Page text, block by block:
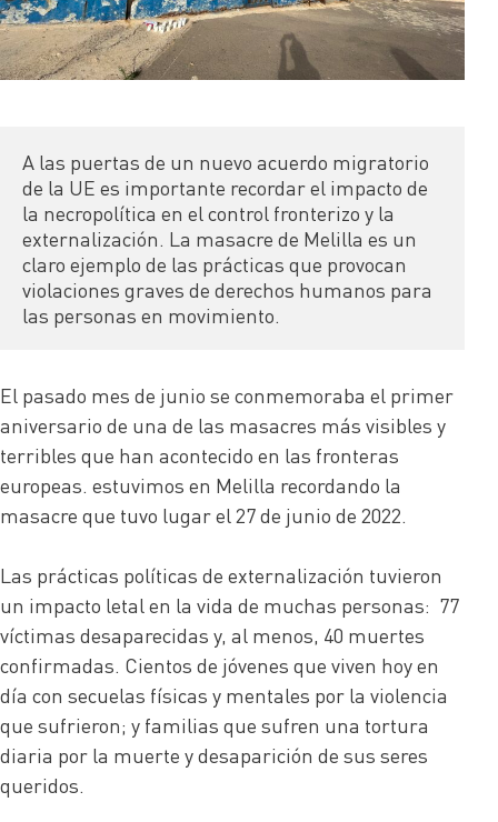
A las puertas de un nuevo acuerdo migratorio
de la UE es importante recordar el impacto de
la necropolítica en el control fronterizo y la
externalización. La masacre de Melilla es un
claro ejemplo de las prácticas que provocan
violaciones graves de derechos humanos para
las personas en movimiento.
El pasado mes de junio se conmemoraba el primer
aniversario de una de las masacres más visibles y
terribles que han acontecido en las fronteras
europeas. estuvimos en Melilla recordando la
masacre que tuvo lugar el 27 de junio de 2022.
Las prácticas políticas de externalización tuvieron
un impacto letal en la vida de muchas personas: 77
víctimas desaparecidas y, al menos, 40 muertes
confirmadas. Cientos de jóvenes que viven hoy en
día con secuelas físicas y mentales por la violencia
que sufrieron; y familias que sufren una tortura
diaria por la muerte y desaparición de sus seres
queridos.